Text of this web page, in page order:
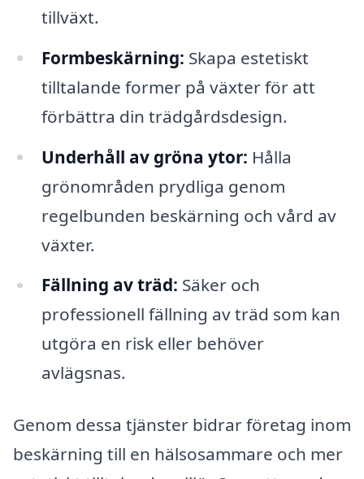
tillväxt.
Formbeskärning: Skapa estetiskt
tilltalande former på växter för att
förbättra din trädgårdsdesign.
Underhåll av gröna ytor: Hålla
grönområden prydliga genom
regelbunden beskärning och vård av
växter.
Fällning av träd: Säker och
professionell fällning av träd som kan
utgöra en risk eller behöver
avlägsnas.
Genom dessa tjänster bidrar företag inom
beskärning till en hälsosammare och mer